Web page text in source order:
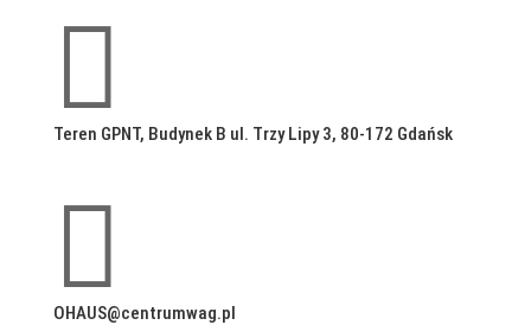

Teren GPNT, Budynek B ul. Trzy Lipy 3, 80-172 Gdańsk

OHAUS@centrumwag.pl